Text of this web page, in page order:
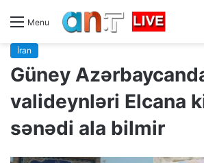
Menu
İran
Güney
valideynləri Elcana
sənədi ala bilmir